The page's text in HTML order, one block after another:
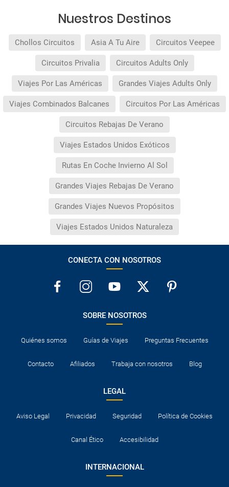
Nuestros Destinos
Chollos Circuitos Asia A Tu Aire Circuitos Veepee
Circuitos Privalia Circuitos Adults Only
Viajes Por Las Américas Grandes Viajes Adults Only
Viajes Combinados Balcanes Circuitos Por Las Américas
Circuitos Rebajas De Verano
Viajes Estados Unidos Exóticos
Rutas En Coche Invierno Al Sol
Grandes Viajes Rebajas De Verano
Grandes Viajes Nuevos Propósitos
Viajes Estados Unidos Naturaleza
CONECTA CON NOSOTROS
SOBRE NOSOTROS
Quiénes somos Guías de Viajes Preguntas Frecuentes
Contacto Afiliados Trabaja con nosotros Blog
LEGAL
Aviso Legal Privacidad Seguridad Política de Cookies
Canal Ético Accesibilidad
INTERNACIONAL